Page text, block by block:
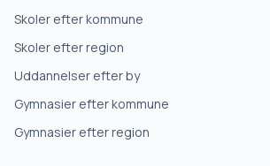
Skoler efter kommune
Skoler efter region
Uddannelser efter by
Gymnasier efter kommune
Gymnasier efter region